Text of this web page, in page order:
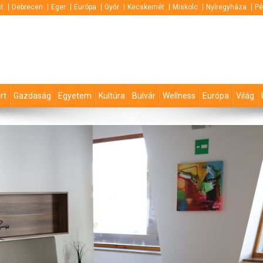
Debrecen Eger Európa Győr Kecskemét Miskolc Nyíregyháza
Gazdaság Egyetem Kultúra Bulvár Wellness Európa Világ